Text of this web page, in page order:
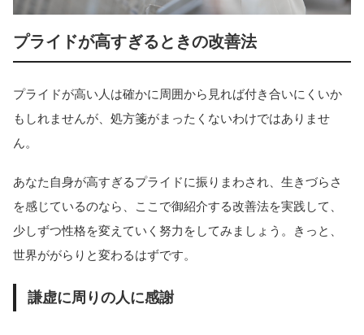
プライドが高すぎるときの改善法
プライドが高い人は確かに周囲から見れば付き合いにくいか
もしれませんが、処方箋がまったくないわけではありませ
ん。
あなた自身が高すぎるプライドに振りまわされ、生きづらさ
を感じているのなら、ここで御紹介する改善法を実践して、
少しずつ性格を変えていく努力をしてみましょう。きっと、
世界ががらりと変わるはずです。
謙虚に周りの人に感謝